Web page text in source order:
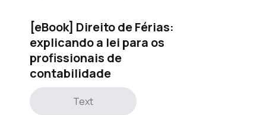
[eBook] Direito de Férias:
explicando a lei para os
profissionais de
contabilidade
Text